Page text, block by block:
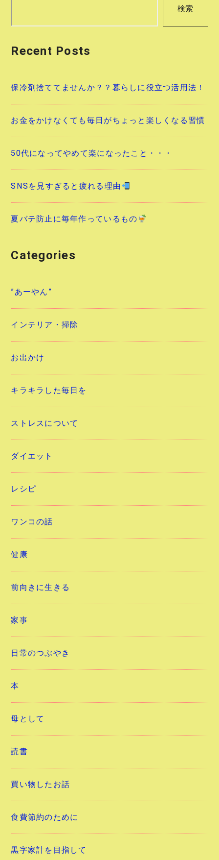
ョ
検索
Recent Posts
保冷剤捨ててませんか？？暮らしに役立つ活用法！
お金をかけなくても毎日がちょっと楽しくなる習慣
50代になってやめて楽になったこと・・・
SNSを見すぎると疲れる理由
夏バテ防止に毎年作っているもの
Categories
”あーやん”
インテリア・掃除
お出かけ
キラキラした毎日を
ストレスについて
ダイエット
レシピ
ワンコの話
健康
前向きに生きる
家事
日常のつぶやき
本
母として
読書
買い物したお話
食費節約のために
黒字家計を目指して